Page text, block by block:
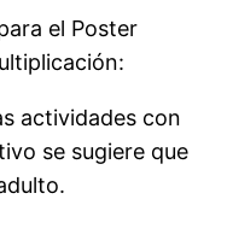
el Poster
actividades con
se sugiere que